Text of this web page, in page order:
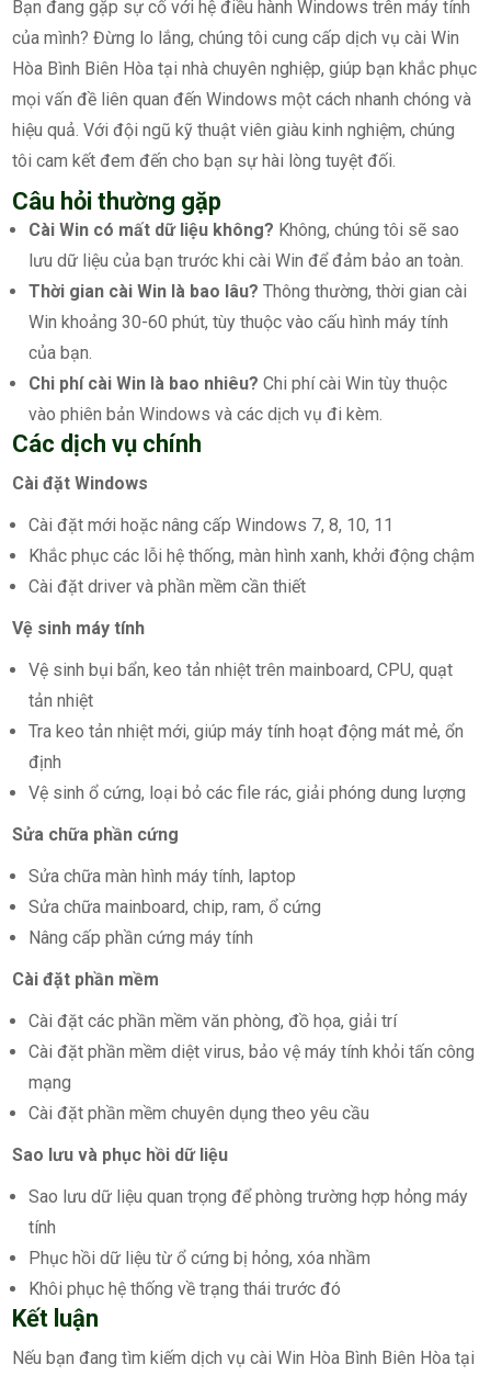
Bạn đang gặp sự cố với hệ điều hành Windows trên máy tính
của mình? Đừng lo lắng, chúng tôi cung cấp dịch vụ cài Win
Hòa Bình Biên Hòa tại nhà chuyên nghiệp, giúp bạn khắc phục
mọi vấn đề liên quan đến Windows một cách nhanh chóng và
hiệu quả. Với đội ngũ kỹ thuật viên giàu kinh nghiệm, chúng
tôi cam kết đem đến cho bạn sự hài lòng tuyệt đối.
Câu hỏi thường gặp
Cài Win có mất dữ liệu không? Không, chúng tôi sẽ sao
lưu dữ liệu của bạn trước khi cài Win để đảm bảo an toàn.
Thời gian cài Win là bao lâu? Thông thường, thời gian cài
Win khoảng 30-60 phút, tùy thuộc vào cấu hình máy tính
của bạn.
Chi phí cài Win là bao nhiêu? Chi phí cài Win tùy thuộc
vào phiên bản Windows và các dịch vụ đi kèm.
Các dịch vụ chính
Cài đặt Windows
Cài đặt mới hoặc nâng cấp Windows 7, 8, 10, 11
Khắc phục các lỗi hệ thống, màn hình xanh, khởi động chậm
Cài đặt driver và phần mềm cần thiết
Vệ sinh máy tính
Vệ sinh bụi bẩn, keo tản nhiệt trên mainboard, CPU, quạt
tản nhiệt
Tra keo tản nhiệt mới, giúp máy tính hoạt động mát mẻ, ổn
định
Vệ sinh ổ cứng, loại bỏ các file rác, giải phóng dung lượng
Sửa chữa phần cứng
Sửa chữa màn hình máy tính, laptop
Sửa chữa mainboard, chip, ram, ổ cứng
Nâng cấp phần cứng máy tính
Cài đặt phần mềm
Cài đặt các phần mềm văn phòng, đồ họa, giải trí
Cài đặt phần mềm diệt virus, bảo vệ máy tính khỏi tấn công
mạng
Cài đặt phần mềm chuyên dụng theo yêu cầu
Sao lưu và phục hồi dữ liệu
Sao lưu dữ liệu quan trọng để phòng trường hợp hỏng máy
tính
Phục hồi dữ liệu từ ổ cứng bị hỏng, xóa nhầm
Khôi phục hệ thống về trạng thái trước đó
Kết luận
Nếu bạn đang tìm kiếm dịch vụ cài Win Hòa Bình Biên Hòa tại